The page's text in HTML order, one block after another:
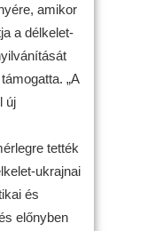
amikor
a délkelet-
„A
új
tették
ukrajnai
és
előnyben